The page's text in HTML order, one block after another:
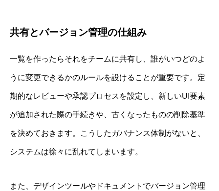
共有とバージョン管理の仕組み
一覧を作ったらそれをチームに共有し、誰がいつどのよ
うに変更できるかのルールを設けることが重要です。定
期的なレビューや承認プロセスを設定し、新しいUI要素
が追加された際の手続きや、古くなったものの削除基準
を決めておきます。こうしたガバナンス体制がないと、
システムは徐々に乱れてしまいます。
また、デザインツールやドキュメントでバージョン管理